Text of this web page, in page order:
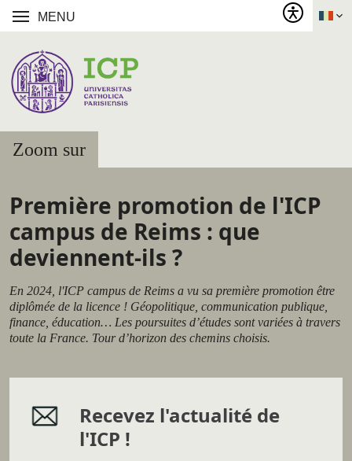
MENU
Zoom sur
Première promotion de l'ICP
campus de Reims : que
deviennent-ils ?
En 2024, l'ICP campus de Reims a vu sa première promotion être
diplômée de la licence ! Géopolitique, communication publique,
finance, éducation… Les poursuites d’études sont variées à travers
toute la France. Tour d’horizon des chemins choisis.
Recevez l'actualité de
l'ICP !